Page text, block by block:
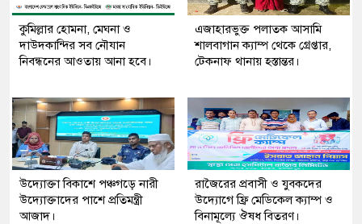
কুমিল্লার হোমনা, মেঘনা ও
দাউদকান্দির সব নৌযান
নিবন্ধনের আওতায় আনা হবে।
এজাহারভুক্ত পলাতক আসামি
শালবাগান ক্যাম্প থেকে গ্রেপ্তার,
টেকনাফ থানায় হস্তান্তর।
উদ্যোক্তা বিকাশে পঞ্চগড়ে নারী
উদ্যোক্তাদের পাশে প্রতিমন্ত্রী
আজাদ।
রাজৈরের‌ প্রবাসী ও যুবকদের
উদ্যোগে ফ্রি মেডিকেল ক্যাম্প ও
বিনামূল্যে ঔষধ বিতরণ।